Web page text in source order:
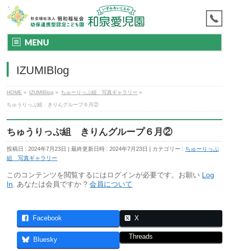
MENU
IZUMIBlog
HOME » IZUMIBlog » ちゅーりっぷ組 写真ギャラリー »
ちゅうりっぷ組 きりんグループ６月②
ちゅうりっぷ組 きりんグループ６月②
投稿日 : 2024年7月23日 最終更新日時 : 2024年7月23日 カテゴリー : ちゅーりっぷ
組 写真ギャラリー
このコンテンツを閲覧するにはログインが必要です。お願い Log
In . あなたは会員ですか ?会員について
Facebook X
Bluesky Threads